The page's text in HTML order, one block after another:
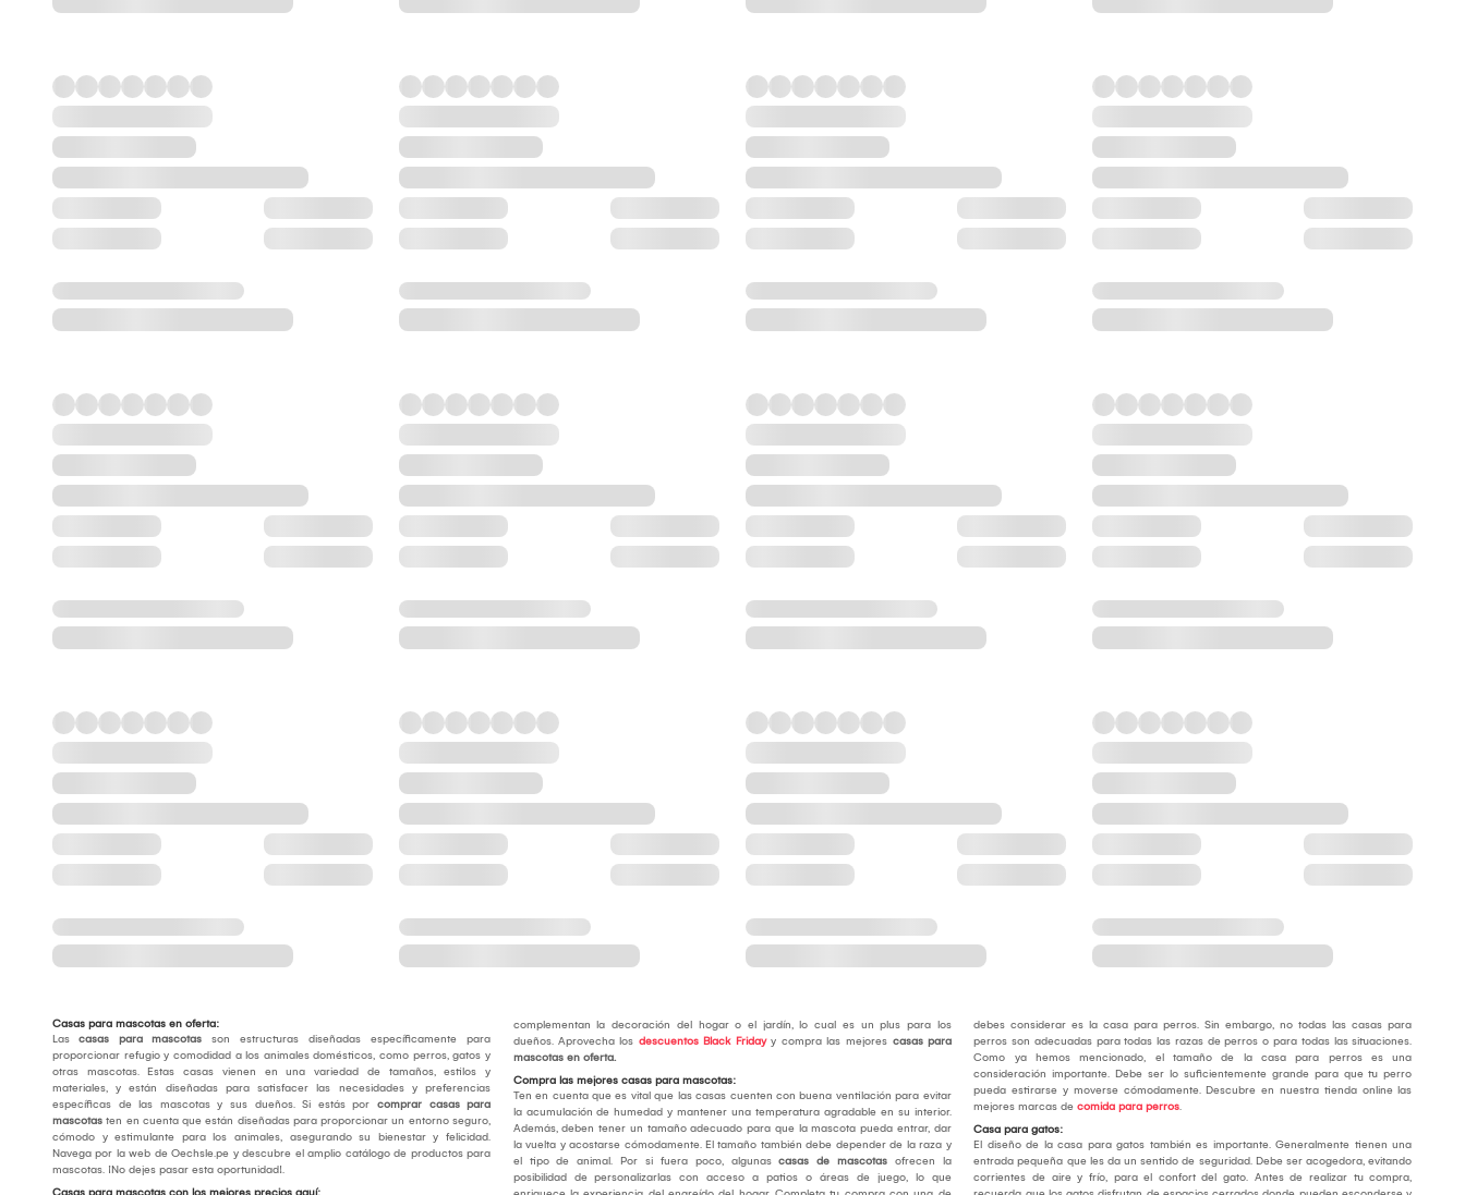
Casas para mascotas en oferta:
Las casas para mascotas son estructuras diseñadas específicamente para
proporcionar refugio y comodidad a los animales domésticos, como perros, gatos y
otras mascotas. Estas casas vienen en una variedad de tamaños, estilos y
materiales, y están diseñadas para satisfacer las necesidades y preferencias
específicas de las mascotas y sus dueños. Si estás por comprar casas para
mascotas ten en cuenta que están diseñadas para proporcionar un entorno seguro,
cómodo y estimulante para los animales, asegurando su bienestar y felicidad.
Navega por la web de Oechsle.pe y descubre el amplio catálogo de productos para
mascotas. ¡No dejes pasar esta oportunidad!.
complementan la decoración del hogar o el jardín, lo cual es un plus para los
dueños. Aprovecha los descuentos Black Fridayy compra las mejores casas para
mascotas en oferta.
Compra las mejores casas para mascotas:
Ten en cuenta que es vital que las casas cuenten con buena ventilación para evitar
la acumulación de humedad y mantener una temperatura agradable en su interior.
Además, deben tener un tamaño adecuado para que la mascota pueda entrar, dar
la vuelta y acostarse cómodamente. El tamaño también debe depender de la raza y
el tipo de animal. Por si fuera poco, algunascasas de mascotas ofrecen la
posibilidad de personalizarlas con acceso a patios o áreas de juego, lo que
debes considerar es la casa para perros. Sin embargo, no todas las casas para
perros son adecuadas para todas las razas de perros o para todas las situaciones.
Como ya hemos mencionado, el tamaño de la casa para perros es una
consideración importante. Debe ser lo suficientemente grande para que tu perro
pueda estirarse y moverse cómodamente. Descubre en nuestra tienda online las
mejores marcas decomida para perros.
Casa para gatos:
El diseño de la casa para gatos también es importante. Generalmente tienen una
entrada pequeña que les da un sentido de seguridad. Debe ser acogedora, evitando
corrientes de aire y frío, para el confort del gato. Antes de realizar tu compra,